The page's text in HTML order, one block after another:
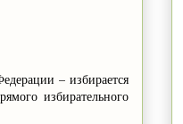
– избирается
избирательного